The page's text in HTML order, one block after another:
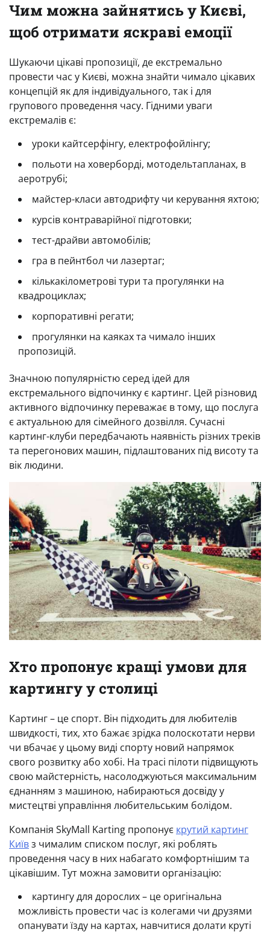
Чим можна зайнятись у Києві,
щоб отримати яскраві емоції
Шукаючи цікаві пропозиції, де екстремально
провести час у Києві, можна знайти чимало цікавих
концепцій як для індивідуального, так і для
групового проведення часу. Гідними уваги
екстремалів є:
уроки кайтсерфінгу, електрофойлінгу;
польоти на ховерборді, мотодельтапланах, в
аеротрубі;
майстер-класи автодрифту чи керування яхтою;
курсів контраварійної підготовки;
тест-драйви автомобілів;
гра в пейнтбол чи лазертаг;
кількакілометрові тури та прогулянки на
квадроциклах;
корпоративні регати;
прогулянки на каяках та чимало інших
пропозицій.
Значною популярністю серед ідей для
екстремального відпочинку є картинг. Цей різновид
активного відпочинку переважає в тому, що послуга
є актуальною для сімейного дозвілля. Сучасні
картинг-клуби передбачають наявність різних треків
та перегонових машин, підлаштованих під висоту та
вік людини.
Хто пропонує кращі умови для
картингу у столиці
Картинг – це спорт. Він підходить для любителів
швидкості, тих, хто бажає зрідка полоскотати нерви
чи вбачає у цьому виді спорту новий напрямок
свого розвитку або хобі. На трасі пілоти підвищують
свою майстерність, насолоджуються максимальним
єднанням з машиною, набираються досвіду у
мистецтві управління любительським болідом.
Компанія SkyMall Karting пропонує крутий картинг
Київз чималим списком послуг, які роблять
проведення часу в них набагато комфортнішим та
цікавішим. Тут можна замовити організацію:
картингу для дорослих – це оригінальна
можливість провести час із колегами чи друзями
опанувати їзду на картах, навчитися долати круті